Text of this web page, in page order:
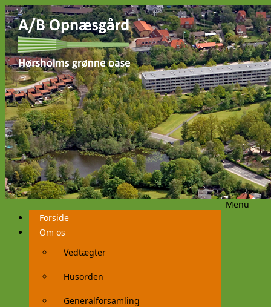
Menu
Videre
til
indhold
Forside
Om os
Vedtægter
Husorden
Generalforsamling